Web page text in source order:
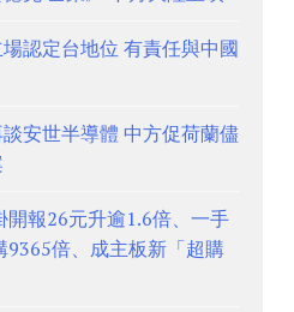
認定台地位 有責任與中國
安世半導體 中方促荷蘭儘
開報26元升逾1.6倍、一手
倍、成主板新「超購